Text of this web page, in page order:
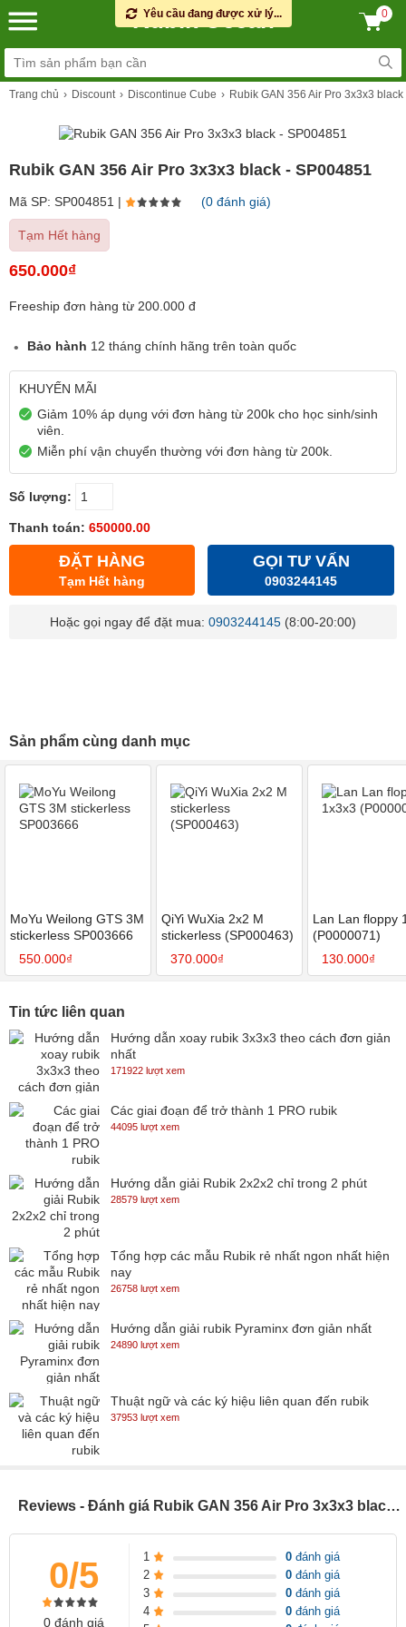
Rubik Ocean 0
Trang chủ Discount Discontinue Cube Rubik GAN 356 Air Pro 3x3x3
Rubik GAN 356 Air Pro 3x3x3 black - SP004851
Mã SP: SP004851 | (0 đánh giá)
Tạm Hết hàng
650.000₫
Freeship đơn hàng từ 200.000 đ
Bảo hành 12 tháng chính hãng trên toàn quốc
KHUYẾN MÃI
Giảm 10% áp dụng với đơn hàng từ 200k cho học sinh/sinh
viên.
Miễn phí vận chuyển thường với đơn hàng từ 200k.
Số lượng:
Thanh toán: 650000.00
ĐẶT HÀNG
Tạm Hết hàng
GỌI TƯ VẤN
0903244145
Hoặc gọi ngay để đặt mua: 0903244145 (8:00-20:00)
Sản phẩm cùng danh mục
MoYu Weilong GTS 3M
stickerless SP003666
550.000₫
QiYi WuXia 2x2 M
stickerless (SP000463)
370.000₫
Lan Lan floppy
(P0000071)
130.000₫
Tin tức liên quan
Hướng dẫn xoay rubik 3x3x3 theo cách đơn giản
nhất
171922 lượt xem
Các giai đoạn để trở thành 1 PRO rubik
44095 lượt xem
Hướng dẫn giải Rubik 2x2x2 chỉ trong 2 phút
28579 lượt xem
Tổng hợp các mẫu Rubik rẻ nhất ngon nhất hiện
nay
26758 lượt xem
Hướng dẫn giải rubik Pyraminx đơn giản nhất
24890 lượt xem
Thuật ngữ và các ký hiệu liên quan đến rubik
37953 lượt xem
Reviews - Đánh giá Rubik GAN 356 Air Pro 3x3x3 black - SP004851
0/5
0 đánh giá
1 0 đánh giá
2
0 đánh giá
3
0 đánh giá
4
0 đánh giá
Yêu cầu đang được xử lý...